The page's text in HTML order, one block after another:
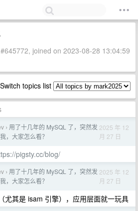
joined on 2023-08-28 13:04:59
Switch topics list
› 用了十几年的 MySQL 了，突然发
，大家怎么看？
2025 年 12
月 27 日
pigsty.cc/blog/
› 用了十几年的 MySQL 了，突然发
，大家怎么看？
2025 年 12
月 27 日
尤其是 isam 引擎），应用层面就一玩具